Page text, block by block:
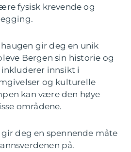
fysisk krevende og
gir deg en unik
Bergen sin historie og
innsikt i
og kulturelle
kan være den høye
områdene.
deg en spennende måte
på.